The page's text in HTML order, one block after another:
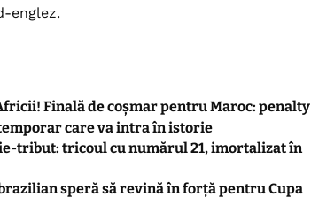
englez.
Finală de coșmar pentru Maroc: penalty
care va intra în istorie
tribut: tricoul cu numărul 21, imortalizat în
speră să revină în forță pentru Cupa